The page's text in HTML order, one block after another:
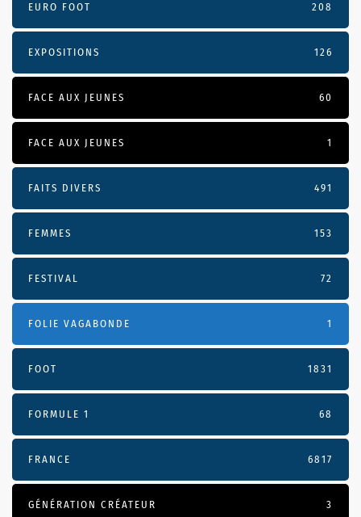
EURO FOOT 208
EXPOSITIONS 126
FACE AUX JEUNES 60
FACE AUX JEUNES 1
FAITS DIVERS 491
FEMMES 153
FESTIVAL 72
FOLIE VAGABONDE 1
FOOT 1831
FORMULE 1 68
FRANCE 6817
GÉNÉRATION CRÉATEUR 3